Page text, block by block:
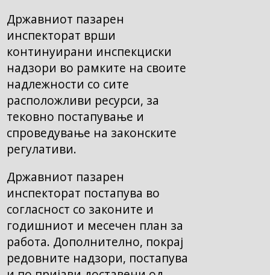
Државниот пазарен
инспекторат врши
континуирани инспекциски
надзори во рамките на своите
надлежности со сите
расположливи ресурси, за
тековно постапување и
спроведување на законските
регулативи.
Државниот пазарен
инспекторат постапува во
согласност со законите и
годишниот и месечен план за
работа. Дополнително, покрај
редовните надзори, постапува